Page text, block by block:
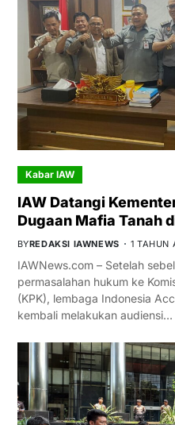
Kabar IAW
IAW Datangi
Dugaan Mafia Tanah
BYREDAKSI IAWNEWS 1 TAHUN
IAWNews.com – Setelah
permasalahan hukum ke
(KPK), lembaga Indonesia
kembali melakukan audiensi…